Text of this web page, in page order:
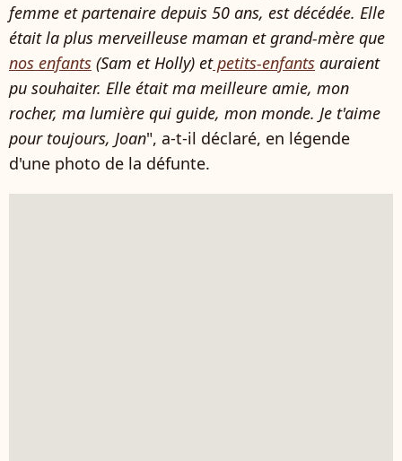
femme et partenaire depuis 50 ans, est décédée. Elle
était la plus merveilleuse maman et grand-mère que
nos enfants (Sam et Holly) etpetits-enfants auraient
pu souhaiter. Elle était ma meilleure amie, mon
rocher, ma lumière qui guide, mon monde. Je t'aime
pour toujours, Joan", a-t-il déclaré, en légende
d'une photo de la défunte.